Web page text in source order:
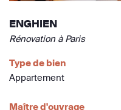
ENGHIEN
Rénovation à Paris
Type de bien
Appartement
Maître d'ouvrage